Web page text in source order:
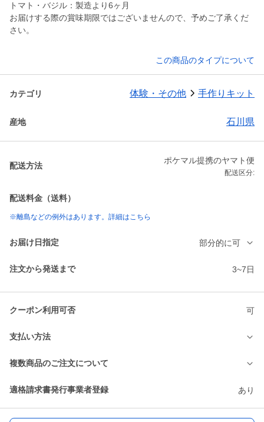
トマト・バジル：製造より6ヶ月
お届けする際の賞味期限ではございませんので、予めご了承くだ
さい。
この商品のタイプについて
カテゴリ 体験・その他 手作りキット
産地 石川県
配送方法
ポケマル提携のヤマト便
配送区分:
配送料金（送料）
※離島などの例外はあります。詳細はこちら
お届け日指定 部分的に可
注文から発送まで 3~7日
クーポン利用可否 可
支払い方法
複数商品のご注文について
適格請求書発行事業者登録 あり